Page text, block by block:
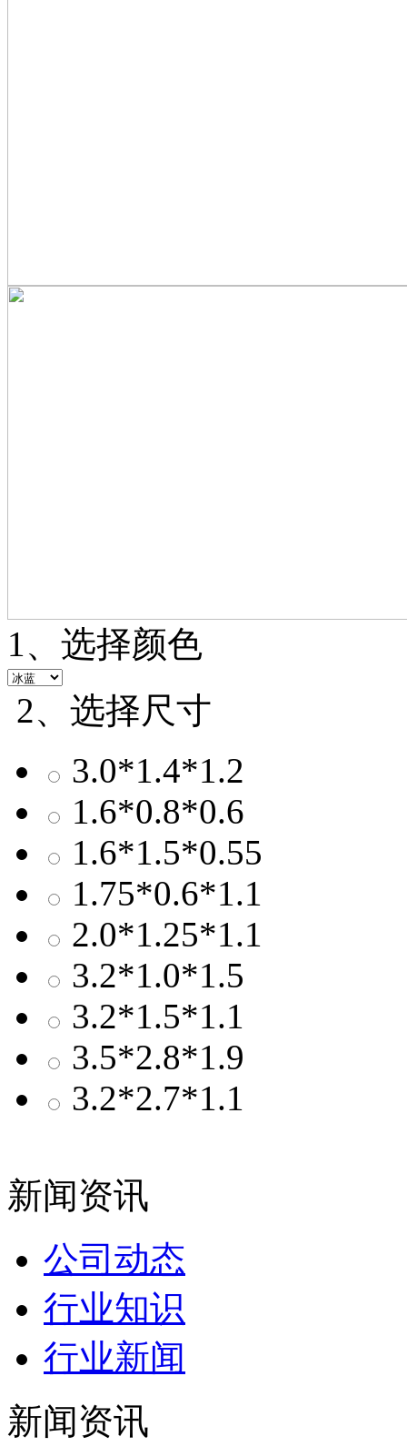
1、选择颜色
2、选择尺寸
3.0*1.4*1.2
1.6*0.8*0.6
1.6*1.5*0.55
1.75*0.6*1.1
2.0*1.25*1.1
3.2*1.0*1.5
3.2*1.5*1.1
3.5*2.8*1.9
3.2*2.7*1.1
新闻资讯
公司动态
行业知识
行业新闻
新闻资讯